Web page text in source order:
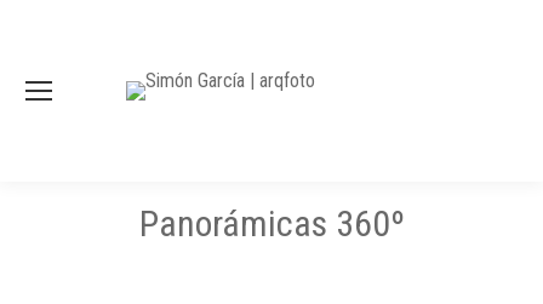
Panorámicas 360º